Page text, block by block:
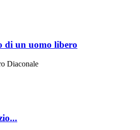
di un uomo libero
Diaconale